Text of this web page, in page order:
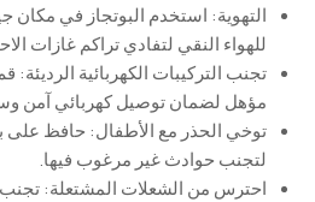
التهوية: استخدم البوتجاز في مكان
للهواء النقي لتفاديتراكمغازات
تجنب التركيبات الكهربائية الرديئة:
مؤهل لضمانتوصيلكهربائيآمن
توخي الحذر مع الأطفال: حافظ على
لتجنب حوادثغير مرغوب فيها.
احترس من الشعلات المشتعلة:تجنب